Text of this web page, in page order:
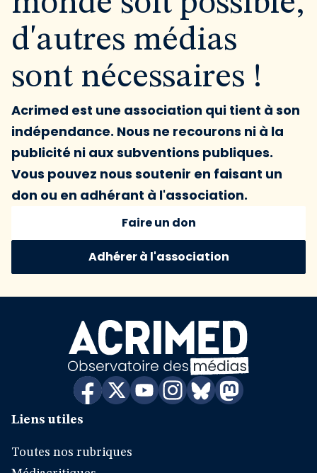
d'autres médias
sont nécessaires !
Acrimed est une association qui tient à son
indépendance. Nous ne recourons ni à la
publicité ni aux subventions publiques.
Vous pouvez nous soutenir en faisant un
don ou en adhérant à l'association.
Faire un don
Adhérer à l'association
Liens utiles
Toutes nos rubriques